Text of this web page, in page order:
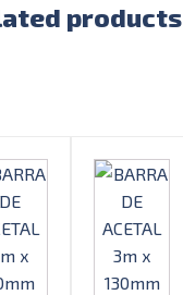
products